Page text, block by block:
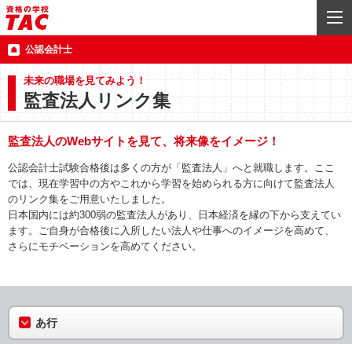
公認会計士
未来の職場を見てみよう！
監査法人リンク集
監査法人のWebサイトを見て、将来像をイメージ！
公認会計士試験合格後は多くの方が「監査法人」へと就職します。ここ
では、現在学習中の方やこれから学習を始められる方に向けて監査法人
のリンク集をご用意いたしました。
日本国内には約300弱の監査法人があり、日本経済を縁の下から支えてい
ます。ご自身が合格後に入所したい法人や仕事へのイメージを高めて、
さらにモチベーションを高めてください。
あ行